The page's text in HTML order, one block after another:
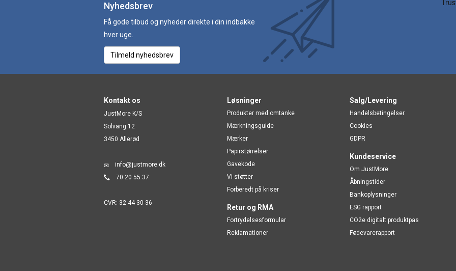
Nyhedsbrev
Få gode tilbud og nyheder direkte i din indbakke
hver uge.
Tilmeld nyhedsbrev
Kontakt os
JustMore K/S
Solvang 12
3450 Allerød
info@justmore.dk
70 20 55 37
CVR: 32 44 30 36
Løsninger
Produkter med omtanke
Mærkningsguide
Mærker
Papirstørrelser
Gavekode
Vi støtter
Forberedt på kriser
Retur og RMA
Fortrydelsesformular
Reklamationer
Salg/Levering
Handelsbetingelser
Cookies
GDPR
Kundeservice
Om JustMore
Åbningstider
Bankoplysninger
ESG rapport
CO2e digitalt produktpas
Fødevarerapport